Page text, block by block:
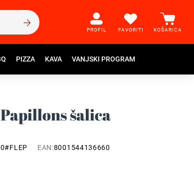
PROFIL FAVORITI KOŠARICA
PIZZA KAVA VANJSKI PROGRAM
šalica
EAN:8001544136660